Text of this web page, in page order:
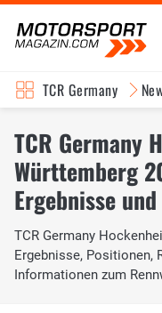
TCR Germany
TCR Germany
Württemberg
Ergebnisse
TCR Germany
Ergebnisse, Positionen,
Informationen zum